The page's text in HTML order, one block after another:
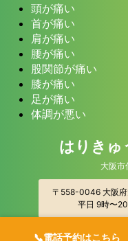
頭が痛い
首が痛い
肩が痛い
腰が痛い
股関節が痛い
膝が痛い
足が痛い
体調が悪い
はりきゅ
大阪市
〒558-0046 大阪府
平日 9時〜
© 2026 は
📞電話予約はこちら